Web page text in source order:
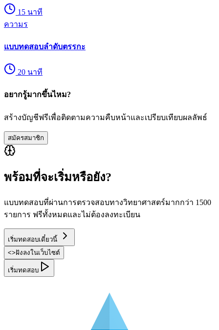
15 นาที
ความร
แบบทดสอบลำดับตรรกะ
20 นาที
อยากรู้มากขึ้นไหม?
สร้างบัญชีฟรีเพื่อติดตามความคืบหน้าและเปรียบเทียบผลลัพธ์
สมัครสมาชิก
พร้อมที่จะเริ่มหรือยัง?
แบบทดสอบที่ผ่านการตรวจสอบทางวิทยาศาสตร์มากกว่า 1500
รายการ ฟรีทั้งหมดและไม่ต้องลงทะเบียน
เริ่มทดสอบเดี๋ยวนี้
<>ฝังลงในเว็บไซต์
เริ่มทดสอบ